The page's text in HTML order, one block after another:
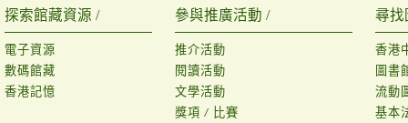
探索館藏資源 /
電子資源
數碼館藏
香港記憶
參與推廣活動 /
推介活動
閱讀活動
文學活動
獎項 / 比賽
尋找
香港
圖書
流動
基本